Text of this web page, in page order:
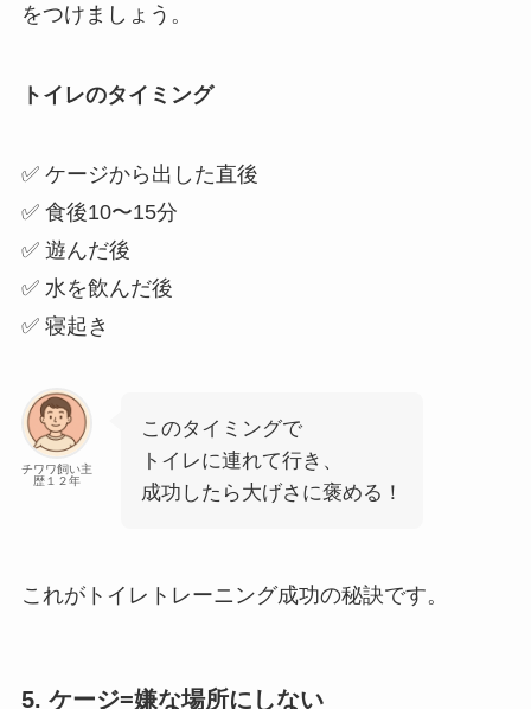
をつけましょう。
トイレのタイミング
✅ ケージから出した直後
✅ 食後10〜15分
✅ 遊んだ後
✅ 水を飲んだ後
✅ 寝起き
チワワ飼い主
歴１２年
このタイミングで
トイレに連れて行き、
成功したら大げさに褒める！
これがトイレトレーニング成功の秘訣です。
5. ケージ=嫌な場所にしない